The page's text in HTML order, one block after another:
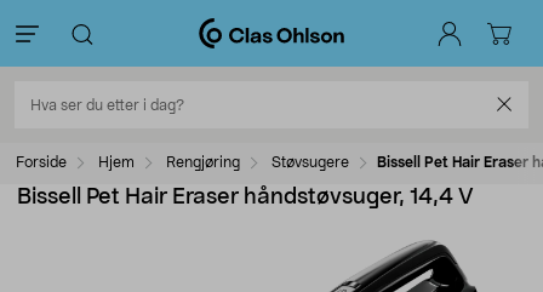
Forside Hjem Rengjøring Støvsugere Bissell Pet Hair Eraser
Bissell Pet Hair Eraser håndstøvsuger, 14,4 V